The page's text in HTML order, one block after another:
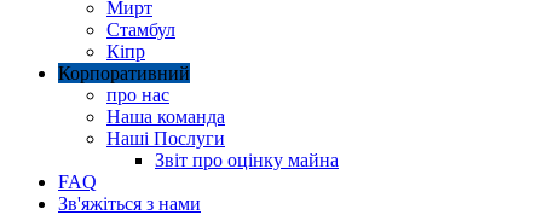
Мирт
Стамбул
Кіпр
Корпоративний
про нас
Наша команда
Наші Послуги
Звіт про оцінку майна
FAQ
Зв'яжіться з нами